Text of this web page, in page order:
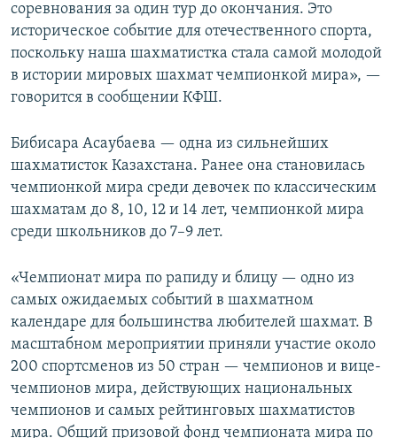
соревнования за один тур до окончания. Это
историческое событие для отечественного спорта,
поскольку наша шахматистка стала самой молодой
в истории мировых шахмат чемпионкой мира», —
говорится в сообщении КФШ.
Бибисара Асаубаева — одна из сильнейших
шахматисток Казахстана. Ранее она становилась
чемпионкой мира среди девочек по классическим
шахматам до 8, 10, 12 и 14 лет, чемпионкой мира
среди школьников до 7–9 лет.
«Чемпионат мира по рапиду и блицу — одно из
самых ожидаемых событий в шахматном
календаре для большинства любителей шахмат. В
масштабном мероприятии приняли участие около
200 спортсменов из 50 стран — чемпионов и вице-
чемпионов мира, действующих национальных
чемпионов и самых рейтинговых шахматистов
мира. Общий призовой фонд чемпионата мира по